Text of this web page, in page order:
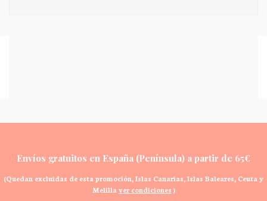
Envíos gratuitos en España (Península) a partir de 65€
(Quedan excluidas de esta promoción, Islas Canarias, Islas Baleares, Ceuta y
Melilla ver condiciones )